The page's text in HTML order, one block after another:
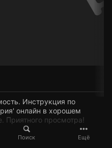
Поиск Ещё
Инструкция по
онлайн в хорошем
Приятного просмотра!